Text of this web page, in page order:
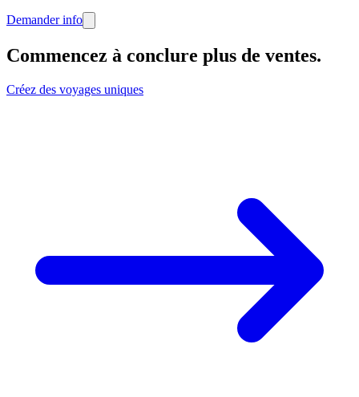
Demander info
Commencez à conclure plus de ventes.
Créez des voyages uniques